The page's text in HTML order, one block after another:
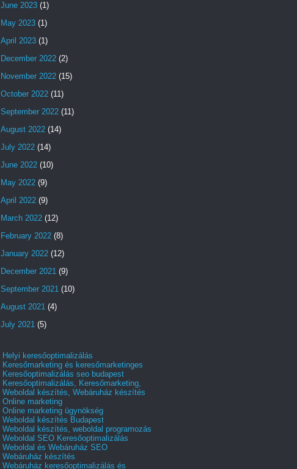
June 2023 (1)
May 2023 (1)
April 2023 (1)
December 2022 (2)
November 2022 (15)
October 2022 (11)
September 2022 (11)
August 2022 (14)
July 2022 (14)
June 2022 (10)
May 2022 (9)
April 2022 (9)
March 2022 (12)
February 2022 (8)
January 2022 (12)
December 2021 (9)
September 2021 (10)
August 2021 (4)
July 2021 (5)
Helyi keresőoptimalizálás
Keresőmarketing és keresőmarketinges
Keresőoptimalizálás seo budapest
Keresőoptimalizálás, Keresőmarketing,
Weboldal készítés, Webáruház készítés
Online marketing
Online marketing ügynökség
Weboldal készítés Budapest
Weboldal készítés, weboldal programozás
Weboldal SEO Keresőoptimalizálás
Weboldal és Webáruház SEO
Webáruház készítés
Webáruház keresőoptimalizálás és